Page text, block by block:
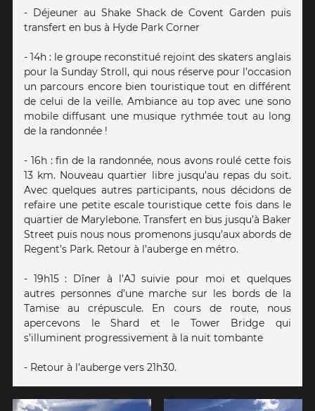
- Déjeuner au Shake Shack de Covent Garden puis
transfert en bus à Hyde Park Corner
- 14h : le groupe reconstitué rejoint des skaters anglais
pour la Sunday Stroll, qui nous réserve pour l’occasion
un parcours encore bien touristique tout en différent
de celui de la veille. Ambiance au top avec une sono
mobile diffusant une musique rythmée tout au long
de la randonnée !
- 16h : fin de la randonnée, nous avons roulé cette fois
13 km. Nouveau quartier libre jusqu’au repas du soit.
Avec quelques autres participants, nous décidons de
refaire une petite escale touristique cette fois dans le
quartier de Marylebone. Transfert en bus jusqu’à Baker
Street puis nous nous promenons jusqu’aux abords de
Regent’s Park. Retour à l’auberge en métro.
- 19h15 : Dîner à l’AJ suivie pour moi et quelques
autres personnes d’une marche sur les bords de la
Tamise au crépuscule. En cours de route, nous
apercevons le Shard et le Tower Bridge qui
s’illuminent progressivement à la nuit tombante
- Retour à l’auberge vers 21h30.